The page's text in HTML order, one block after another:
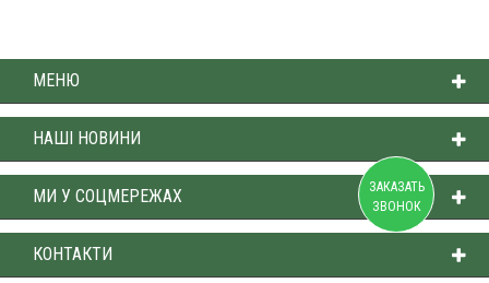
ЗАКАЗАТЬ
ЗВОНОК
МЕНЮ
НАШІ НОВИНИ
МИ У СОЦМЕРЕЖАХ
КОНТАКТИ